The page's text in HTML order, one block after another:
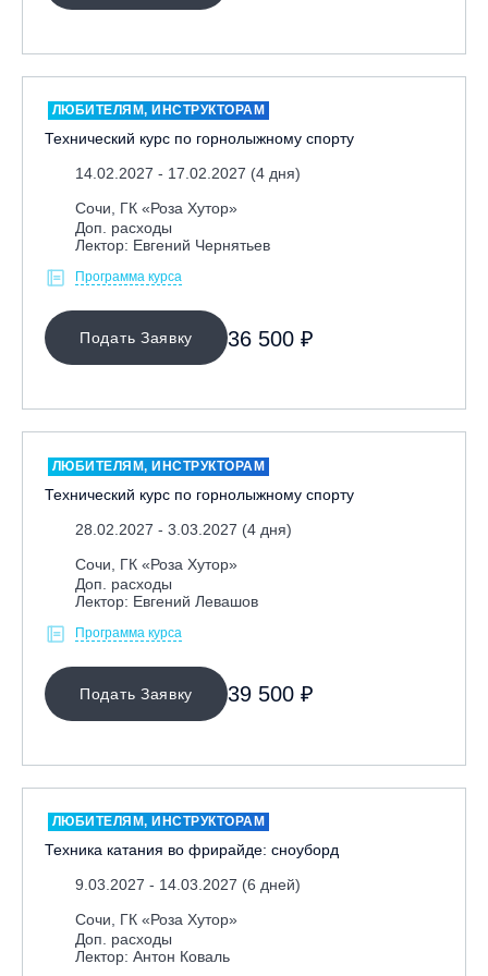
Москва, СЭК «Лата Трэк»
Московская обл., ВГК «Лисья Гора»
Московская обл., ГЛК «Красная Горка»
Московская обл., п. Чулково, ГК «Гая Северина»
Московская обл., Сергиев Посад, вейк парк Boardberry
Нижегородская обл., СК «Хабарское»
Новосибирск, ГЛК «Горский»
Пермский край., ГЛЦ «Губаха»
Республика Башкортостан, ГЛЦ "Банное"
«Абзаково»
Самара, ГЛК «СОК»
Санкт-Петербург, Всесезонный курорт «Игора»
Санкт-Петербург, Скейт-парк под мостом Бетанкура
Сочи, ГК «Красная Поляна»
Сочи, ГК «Роза Хутор»
Узбекистан, ГКЛЦ «Amirsoy»
Челябинская обл., Миасс, Вейк-клуб «Мастер»
Чусовой, ГК «Такман»
Южно-Сахалинск, СТК «Горный воздух»
Ярославль, СП «Изгиб»
ЛЮБИТЕЛЯМ, ИНСТРУКТОРАМ
Технический курс по горнолыжному спорту
14.02.2027 - 17.02.2027 (4 дня)
Сочи, ГК «Роза Хутор»
Доп. расходы
Лектор: Евгений Чернятьев
Программа курса
Подать Заявку 36 500 ₽
ЛЮБИТЕЛЯМ, ИНСТРУКТОРАМ
Технический курс по горнолыжному спорту
28.02.2027 - 3.03.2027 (4 дня)
Сочи, ГК «Роза Хутор»
Доп. расходы
Лектор: Евгений Левашов
Программа курса
Подать Заявку 39 500 ₽
ЛЮБИТЕЛЯМ, ИНСТРУКТОРАМ
Техника катания во фрирайде: сноуборд
9.03.2027 - 14.03.2027 (6 дней)
Сочи, ГК «Роза Хутор»
Доп. расходы
Лектор: Антон Коваль